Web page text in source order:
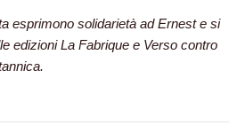
esprimono solidarietà ad Ernest e si
edizioni La Fabrique e Verso contro